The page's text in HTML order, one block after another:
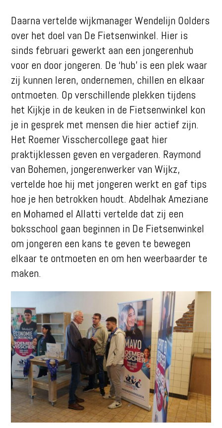
Daarna vertelde wijkmanager Wendelijn Oolders
over het doel van De Fietsenwinkel. Hier is
sinds februari gewerkt aan een jongerenhub
voor en door jongeren. De ‘hub’ is een plek waar
zij kunnen leren, ondernemen, chillen en elkaar
ontmoeten. Op verschillende plekken tijdens
het Kijkje in de keuken in de Fietsenwinkel kon
je in gesprek met mensen die hier actief zijn.
Het Roemer Visschercollege gaat hier
praktijklessen geven en vergaderen. Raymond
van Bohemen, jongerenwerker van Wijkz,
vertelde hoe hij met jongeren werkt en gaf tips
hoe je hen betrokken houdt. Abdelhak Ameziane
en Mohamed el Allatti vertelde dat zij een
boksschool gaan beginnen in De Fietsenwinkel
om jongeren een kans te geven te bewegen
elkaar te ontmoeten en om hen weerbaarder te
maken.